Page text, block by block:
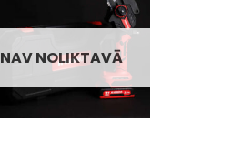
sarakstam
NAV NOLIKTAVĀ